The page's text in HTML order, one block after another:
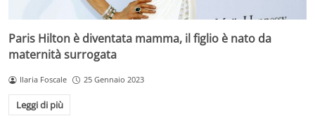
Paris Hilton è diventata mamma, il figlio è nato da
maternità surrogata
Ilaria Foscale 25 Gennaio 2023
Leggi di più